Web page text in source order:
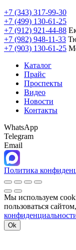
+7 (343) 317-99-30
+7 (499) 130-61-25
+7 (912) 921-44-88
+7 (982) 948-11-33
+7 (903) 130-61-25
Каталог
Прайс
Проспекты
Видео
Новости
Контакты
WhatsApp
Telegram
Email
Политика
Мы используем
пользоваться
Ok